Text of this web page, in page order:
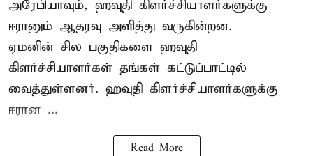
அரேபியாவும், ஹவுதி கிளர்ச்சியாளர்களுக்கு
ஈரானும் ஆதரவு அளித்து வருகின்றன.
ஏமனின் சில பகுதிகளை ஹவுதி
கிளர்ச்சியாளர்கள் தங்கள் கட்டுப்பாட்டில்
வைத்துள்ளனர். ஹவுதி கிளர்ச்சியாளர்களுக்கு
ஈரான ...
Read More